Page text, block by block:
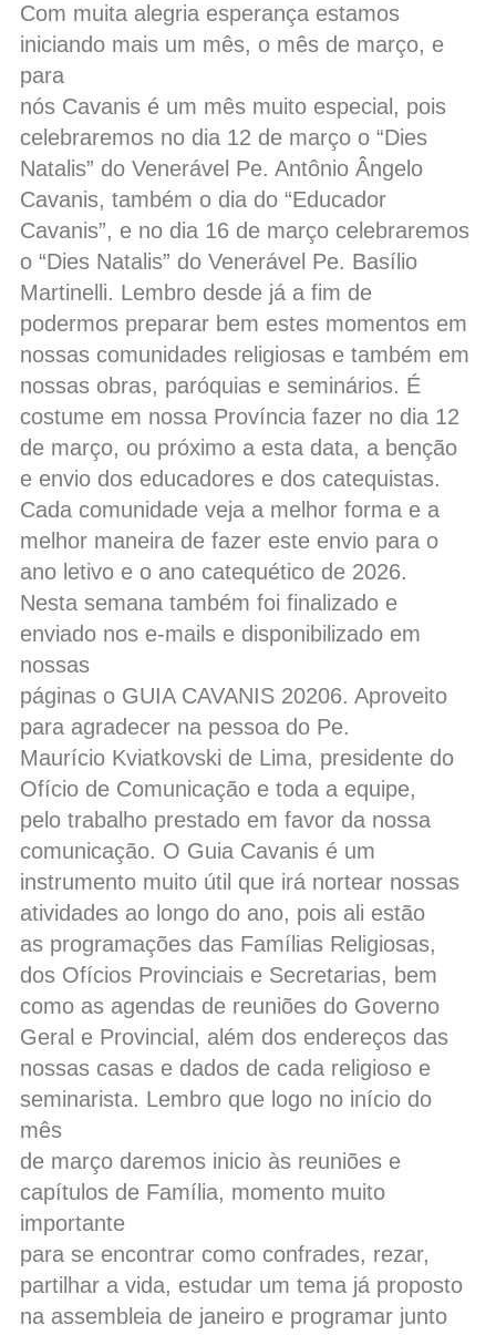
Com muita alegria esperança estamos
iniciando mais um mês, o mês de março, e
para
nós Cavanis é um mês muito especial, pois
celebraremos no dia 12 de março o “Dies
Natalis” do Venerável Pe. Antônio Ângelo
Cavanis, também o dia do “Educador
Cavanis”, e no dia 16 de março celebraremos
o “Dies Natalis” do Venerável Pe. Basílio
Martinelli. Lembro desde já a fim de
podermos preparar bem estes momentos em
nossas comunidades religiosas e também em
nossas obras, paróquias e seminários. É
costume em nossa Província fazer no dia 12
de março, ou próximo a esta data, a benção
e envio dos educadores e dos catequistas.
Cada comunidade veja a melhor forma e a
melhor maneira de fazer este envio para o
ano letivo e o ano catequético de 2026.
Nesta semana também foi finalizado e
enviado nos e-mails e disponibilizado em
nossas
páginas o GUIA CAVANIS 20206. Aproveito
para agradecer na pessoa do Pe.
Maurício Kviatkovski de Lima, presidente do
Ofício de Comunicação e toda a equipe,
pelo trabalho prestado em favor da nossa
comunicação. O Guia Cavanis é um
instrumento muito útil que irá nortear nossas
atividades ao longo do ano, pois ali estão
as programações das Famílias Religiosas,
dos Ofícios Provinciais e Secretarias, bem
como as agendas de reuniões do Governo
Geral e Provincial, além dos endereços das
nossas casas e dados de cada religioso e
seminarista. Lembro que logo no início do
mês
de março daremos inicio às reuniões e
capítulos de Família, momento muito
importante
para se encontrar como confrades, rezar,
partilhar a vida, estudar um tema já proposto
na assembleia de janeiro e programar junto